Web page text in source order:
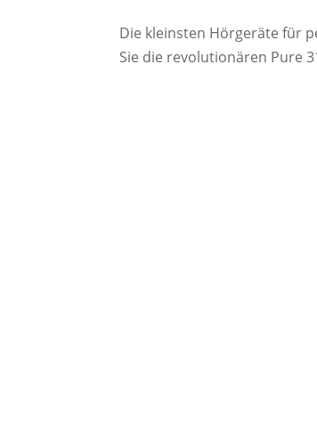
Die kleinsten Hörgeräte für
Sie die revolutionären Pure